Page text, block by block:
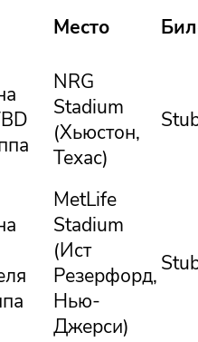
Место
NRG
Stadium
(Хьюстон,
Техас)
MetLife
Stadium
(Ист
Резерфорд,
Нью-
Джерси)